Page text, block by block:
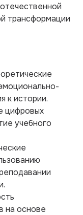
трансформации
к истории.
цифровых
учебного
на основе